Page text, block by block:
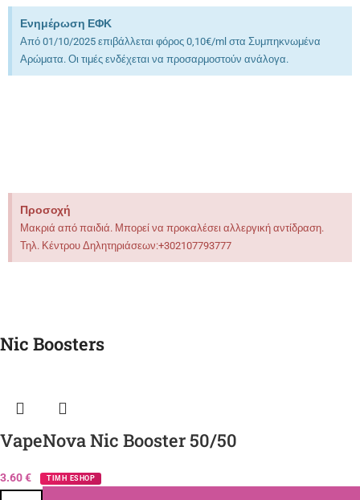
Ενημέρωση ΕΦΚ
Από 01/10/2025 επιβάλλεται φόρος 0,10€/ml στα Συμπηκνωμένα
Αρώματα. Οι τιμές ενδέχεται να προσαρμοστούν ανάλογα.
Προσοχή
Μακριά από παιδιά. Μπορεί να προκαλέσει αλλεργική αντίδραση.
Τηλ. Κέντρου Δηλητηριάσεων:+302107793777
Nic Boosters
VapeNova Nic Booster 50/50
3.60€ ΤΙΜΗ ESHOP